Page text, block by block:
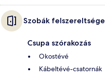
Szobák felszereltsége
Csupa szórakozás
Okostévé
Kábeltévé-csatornák